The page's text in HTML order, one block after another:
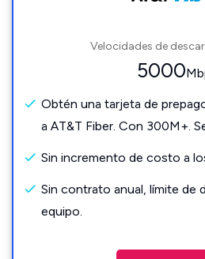
Velocidades de
5000
Obtén una tarjeta de
a AT&T Fiber. Con 300M+.
Sin incremento de costo a
Sin contrato anual, límite de
equipo.